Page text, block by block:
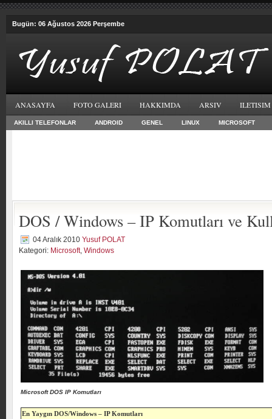
Bugün: 06 Ağustos 2026 Perşembe
ANASAYFA FOTO GALERI HAKKIMDA ARSIV ILETISIM
AKILLI TELEFONLAR ANDROID GENEL LINUX MICROSOFT
DOS / Windows – IP Komutları ve
04 Aralık 2010 Yusuf POLAT
Kategori: Microsoft, Windows
Microsoft DOS IP Komutları
En Yaygın DOS/Windows – IP Komutları